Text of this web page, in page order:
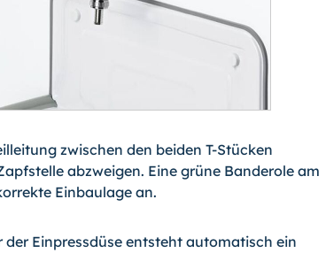
zwischen den beiden T-Stücken
abzweigen. Eine grüne Bande­role am
Einbaulage an.
Einpressdüse entsteht automatisch ein